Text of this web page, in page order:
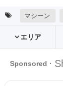
マシーン
エリア